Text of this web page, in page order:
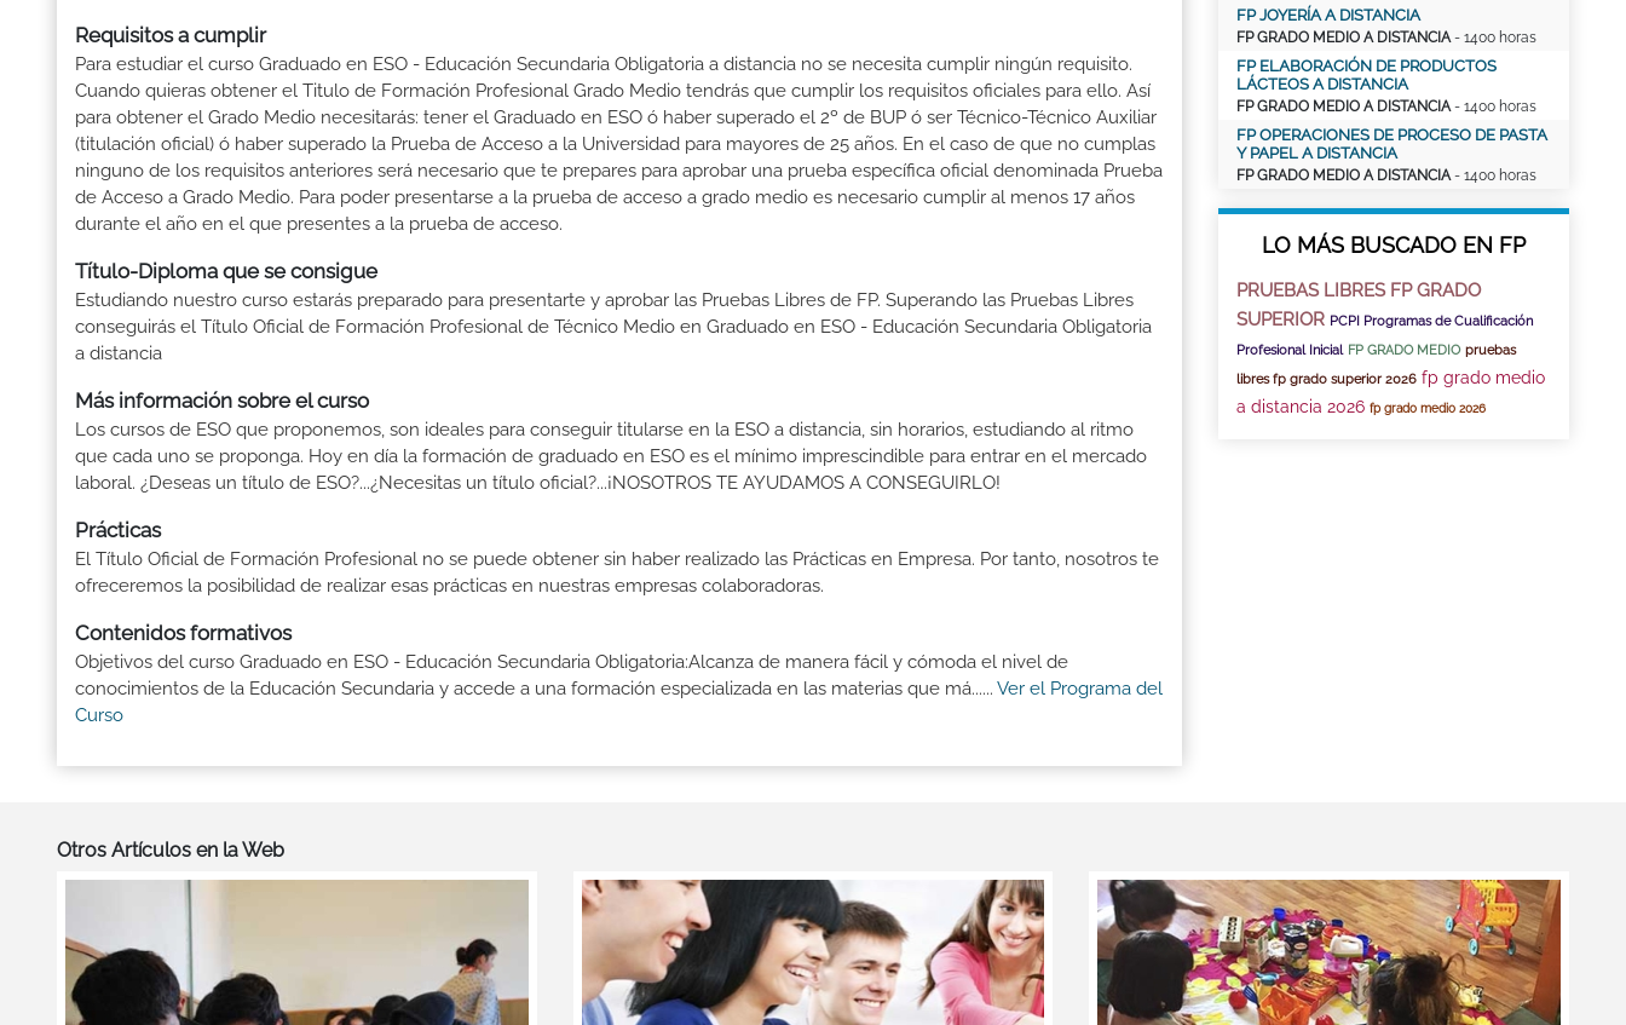
Requisitos a cumplir
Para estudiar el curso Graduado en ESO - Educación Secundaria Obligatoria a distancia no se necesita cumplir ningún requisito.
Cuando quieras obtener el Titulo de Formación Profesional Grado Medio tendrás que cumplir los requisitos oficiales para ello. Así
para obtener el Grado Medio necesitarás: tener el Graduado en ESO ó haber superado el 2º de BUP ó ser Técnico-Técnico Auxiliar
(titulación oficial) ó haber superado la Prueba de Acceso a la Universidad para mayores de 25 años. En el caso de que no cumplas
ninguno de los requisitos anteriores será necesario que te prepares para aprobar una prueba específica oficial denominada Prueba
de Acceso a Grado Medio. Para poder presentarse a la prueba de acceso a grado medio es necesario cumplir al menos 17 años
durante el año en el que presentes a la prueba de acceso.
Título-Diploma que se consigue
Estudiando nuestro curso estarás preparado para presentarte y aprobar las Pruebas Libres de FP. Superando las Pruebas Libres
conseguirás el Título Oficial de Formación Profesional de Técnico Medio en Graduado en ESO - Educación Secundaria Obligatoria
a distancia
Más información sobre el curso
Los cursos de ESO que proponemos, son ideales para conseguir titularse en la ESO a distancia, sin horarios, estudiando al ritmo
que cada uno se proponga. Hoy en día la formación de graduado en ESO es el mínimo imprescindible para entrar en el mercado
laboral. ¿Deseas un título de ESO?...¿Necesitas un título oficial?...¡NOSOTROS TE AYUDAMOS A CONSEGUIRLO!
Prácticas
El Título Oficial de Formación Profesional no se puede obtener sin haber realizado las Prácticas en Empresa. Por tanto, nosotros te
ofreceremos la posibilidad de realizar esas prácticas en nuestras empresas colaboradoras.
Contenidos formativos
Objetivos del curso Graduado en ESO - Educación Secundaria Obligatoria:Alcanza de manera fácil y cómoda el nivel de
conocimientos de la Educación Secundaria y accede a una formación especializada en las materias que má...... Ver el Programa del
Curso
FP JOYERÍA A DISTANCIA
FP GRADO MEDIO A DISTANCIA- 1400 horas
FP ELABORACIÓN DE PRODUCTOS
LÁCTEOS A DISTANCIA
FP GRADO MEDIO A DISTANCIA- 1400 horas
FP OPERACIONES DE PROCESO DE PASTA
Y PAPEL A DISTANCIA
FP GRADO MEDIO A DISTANCIA- 1400 horas
LO MÁS BUSCADO EN FP
PRUEBAS LIBRES FP GRADO
SUPERIOR PCPI Programas de Cualificación
Profesional Inicial FP GRADO MEDIO pruebas
libres fp grado superior 2026 fp grado medio
a distancia 2026 fp grado medio 2026
Otros Artículos en la Web